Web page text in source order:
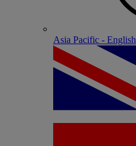
Asia Pacific - English